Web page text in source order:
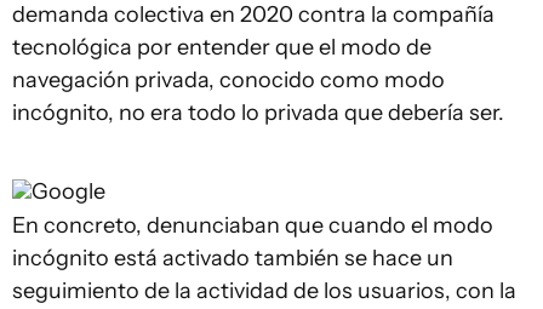
demanda colectiva en 2020 contra la compañía
tecnológica por entender que el modo de
navegación privada, conocido como modo
incógnito, no era todo lo privada que debería ser.
Google
En concreto, denunciaban que cuando el modo
incógnito está activado también se hace un
seguimiento de la actividad de los usuarios, con la